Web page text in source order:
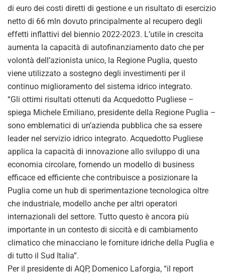
di euro dei costi diretti di gestione e un risultato di esercizio
netto di 66 mln dovuto principalmente al recupero degli
effetti inflattivi del biennio 2022-2023. L’utile in crescita
aumenta la capacità di autofinanziamento dato che per
volontà dell’azionista unico, la Regione Puglia, questo
viene utilizzato a sostegno degli investimenti per il
continuo miglioramento del sistema idrico integrato.
“Gli ottimi risultati ottenuti da Acquedotto Pugliese –
spiega Michele Emiliano, presidente della Regione Puglia –
sono emblematici di un’azienda pubblica che sa essere
leader nel servizio idrico integrato. Acquedotto Pugliese
applica la capacità di innovazione allo sviluppo di una
economia circolare, fornendo un modello di business
efficace ed efficiente che contribuisce a posizionare la
Puglia come un hub di sperimentazione tecnologica oltre
che industriale, modello anche per altri operatori
internazionali del settore. Tutto questo è ancora più
importante in un contesto di siccità e di cambiamento
climatico che minacciano le forniture idriche della Puglia e
di tutto il Sud Italia”.
Per il presidente di AQP, Domenico Laforgia, “il report